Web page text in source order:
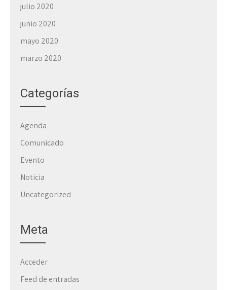
julio 2020
junio 2020
mayo 2020
marzo 2020
Categorías
Agenda
Comunicado
Evento
Noticia
Uncategorized
Meta
Acceder
Feed de entradas